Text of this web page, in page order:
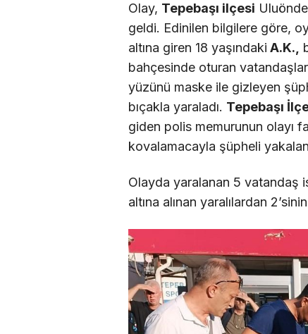
Olay, Tepebaşı ilçesi
geldi. Edinilen bilgilere göre,
altına giren 18 yaşındaki A.K.,
bahçesinde oturan
yüzünü maske ile gizleyen
bıçakla yaraladı. Tepebaşı
giden polis memurunun olayı
kovalamacayla şüpheli
Olayda yaralanan 5 vatandaş
altına alınan yaralılardan